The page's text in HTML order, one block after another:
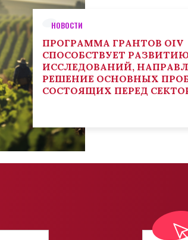
НОВОСТИ
ПРОГРАММА ГРАНТОВ OIV
СПОСОБСТВУЕТ
ИССЛЕДОВАНИЙ,
РЕШЕНИЕ ОСНОВНЫХ
СОСТОЯЩИХ ПЕРЕД